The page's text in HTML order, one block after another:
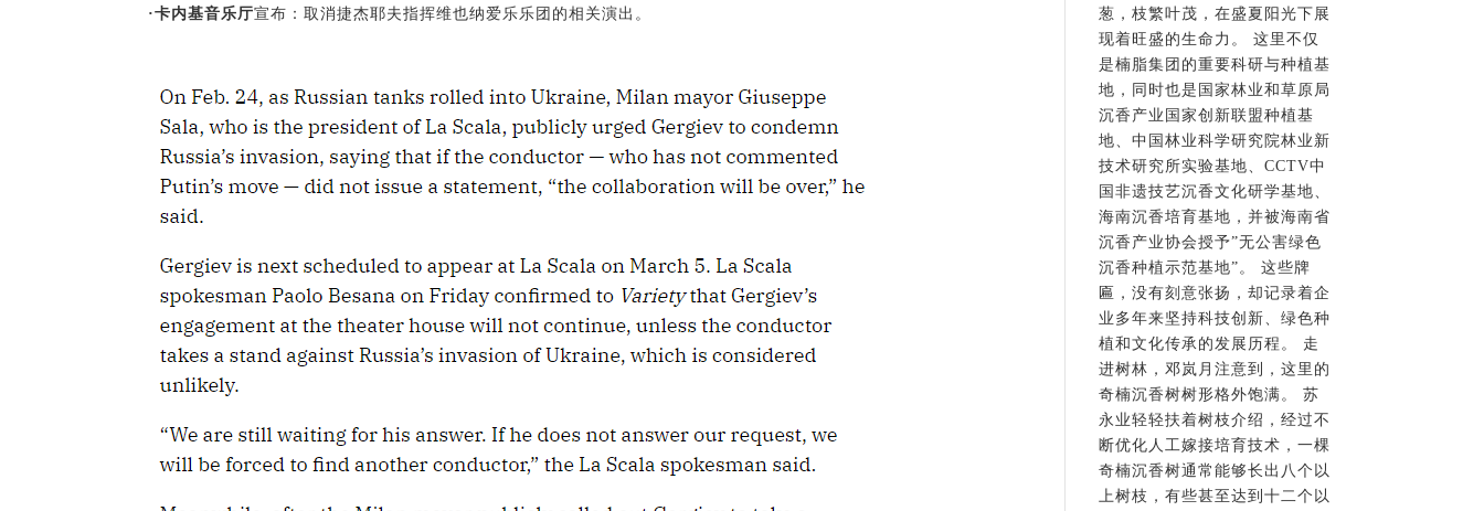
·卡内基音乐厅宣布：取消捷杰耶夫指挥维也纳爱乐乐团的相关演出。
葱，枝繁叶茂，在盛夏阳光下展
现着旺盛的生命力。 这里不仅
是楠脂集团的重要科研与种植基
地，同时也是国家林业和草原局
沉香产业国家创新联盟种植基
地、中国林业科学研究院林业新
技术研究所实验基地、CCTV中
国非遗技艺沉香文化研学基地、
海南沉香培育基地，并被海南省
沉香产业协会授予”无公害绿色
沉香种植示范基地”。 这些牌
匾，没有刻意张扬，却记录着企
业多年来坚持科技创新、绿色种
植和文化传承的发展历程。 走
进树林，邓岚月注意到，这里的
奇楠沉香树树形格外饱满。 苏
永业轻轻扶着树枝介绍，经过不
断优化人工嫁接培育技术，一棵
奇楠沉香树通常能够长出八个以
上树枝，有些甚至达到十二个以